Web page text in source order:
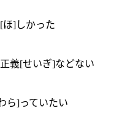
]しかった
義[せいぎ]などない
ら]っていたい